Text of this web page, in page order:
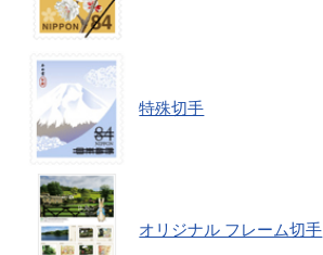
特殊切手
オリジナル フレーム切手